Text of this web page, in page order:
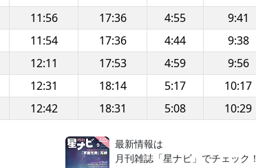
11:56 17:36 4:55 9:41
11:54 17:36 4:44 9:38
12:11 17:53 4:59 9:56
12:31 18:14 5:17 10:17
12:42 18:31 5:08 10:29
最新情報は
月刊雑誌「星ナビ」でチェック！